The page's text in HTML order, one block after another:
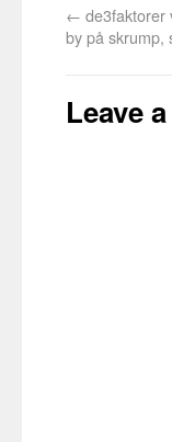
←
by på skrump,
Leave